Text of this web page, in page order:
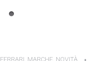
FERRARI, MARCHE, NOVITÀ